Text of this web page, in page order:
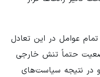
عوامل در این تعادل
حتماً تنش خارجی
در نتیجه سیاست‌های